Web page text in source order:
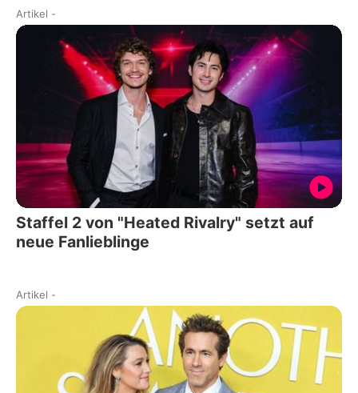
Artikel -
Staffel 2 von "Heated Rivalry" setzt auf
neue Fanlieblinge
Artikel -